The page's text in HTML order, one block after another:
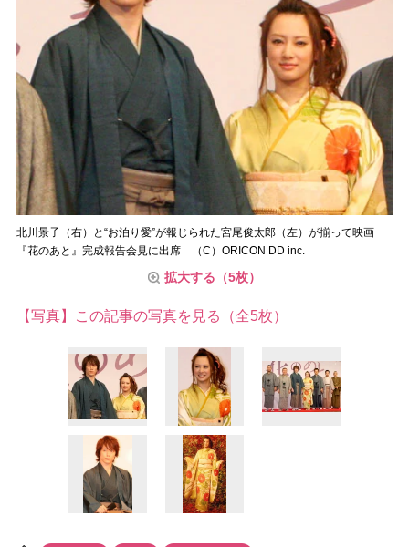
北川景子（右）と“お泊り愛”が報じられた宮尾俊太郎（左）が揃って映画
『花のあと』完成報告会見に出席 （C）ORICON DD inc.
拡大する（5枚）
【写真】この記事の写真を見る（全5枚）